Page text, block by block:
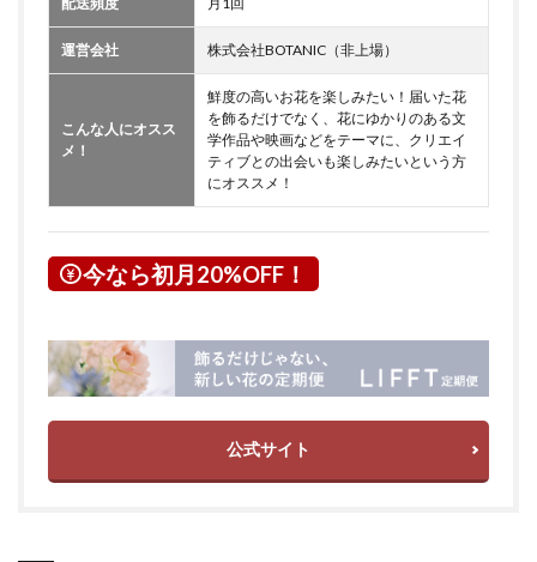
運営会社 株式会社BOTANIC（非上場）
こんな人にオスス
メ！
鮮度の高いお花を楽しみたい！届いた花
を飾るだけでなく、花にゆかりのある文
学作品や映画などをテーマに、クリエイ
ティブとの出会いも楽しみたいという方
にオススメ！
今なら初月20%OFF！
公式サイト